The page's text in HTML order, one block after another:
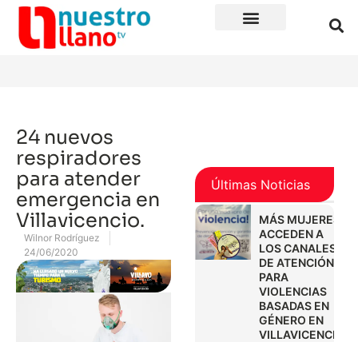
24 nuevos
respiradores
para atender
emergencia en
Villavicencio.
Wilnor Rodríguez
24/06/2020
Últimas Noticias
MÁS MUJERES
ACCEDEN A
LOS CANALES
DE ATENCIÓN
PARA
VIOLENCIAS
BASADAS EN
GÉNERO EN
VILLAVICENCIO